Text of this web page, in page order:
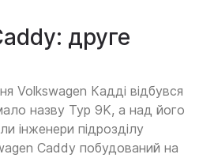
друге
Volkswagen Кадді відбувся
назву Typ 9K, а над його
інженери підрозділу
Caddy побудований на